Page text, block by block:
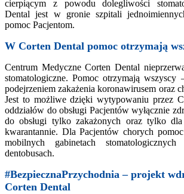
cierpiącym z powodu dolegliwości
Dental jest w gronie szpitali
pomoc Pacjentom.
W Corten Dental pomoc otrzymają
Centrum Medyczne Corten Dental
stomatologiczne. Pomoc otrzymają
podejrzeniem zakażenia koronawirusem oraz
Jest to możliwe dzięki wytypowaniu przez
oddziałów do obsługi Pacjentów wyłącznie
do obsługi tylko zakażonych oraz tylko
kwarantannie. Dla Pacjentów chorych
mobilnych gabinetach
dentobusach.
#BezpiecznaPrzychodnia – projekt
Corten Dental